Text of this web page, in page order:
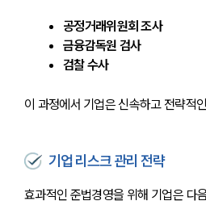
공정거래위원회 조사
금융감독원 검사
검찰 수사
이 과정에서 기업은 신속하고 전략적
기업 리스크 관리 전략
효과적인 준법경영을 위해 기업은 다